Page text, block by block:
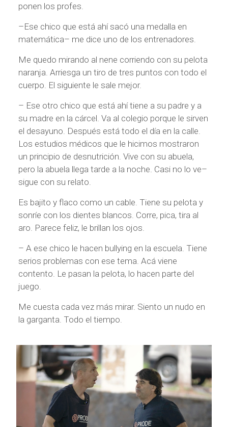
ponen los profes.
–Ese chico que está ahí sacó una medalla en
matemática– me dice uno de los entrenadores.
Me quedo mirando al nene corriendo con su pelota
naranja. Arriesga un tiro de tres puntos con todo el
cuerpo. El siguiente le sale mejor.
– Ese otro chico que está ahí tiene a su padre y a
su madre en la cárcel. Va al colegio porque le sirven
el desayuno. Después está todo el día en la calle.
Los estudios médicos que le hicimos mostraron
un principio de desnutrición. Vive con su abuela,
pero la abuela llega tarde a la noche. Casi no lo ve–
sigue con su relato.
Es bajito y flaco como un cable. Tiene su pelota y
sonríe con los dientes blancos. Corre, pica, tira al
aro. Parece feliz, le brillan los ojos.
– A ese chico le hacen bullying en la escuela. Tiene
serios problemas con ese tema. Acá viene
contento. Le pasan la pelota, lo hacen parte del
juego.
Me cuesta cada vez más mirar. Siento un nudo en
la garganta. Todo el tiempo.